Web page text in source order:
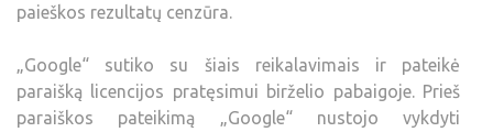
paieškos rezultatų cenzūra.
„Google“ sutiko su šiais reikalavimais ir pateikė
paraišką licencijos pratęsimui birželio pabaigoje. Prieš
paraiškos pateikimą „Google“ nustojo vykdyti